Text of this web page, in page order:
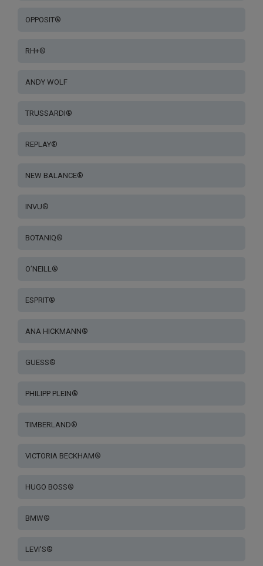
OPPOSIT®
RH+®
ANDY WOLF
TRUSSARDI®
REPLAY®
NEW BALANCE®
INVU®
BOTANIQ®
O’NEILL®
ESPRIT®
ANA HICKMANN®
GUESS®
PHILIPP PLEIN®
TIMBERLAND®
VICTORIA BECKHAM®
HUGO BOSS®
BMW®
LEVI’S®